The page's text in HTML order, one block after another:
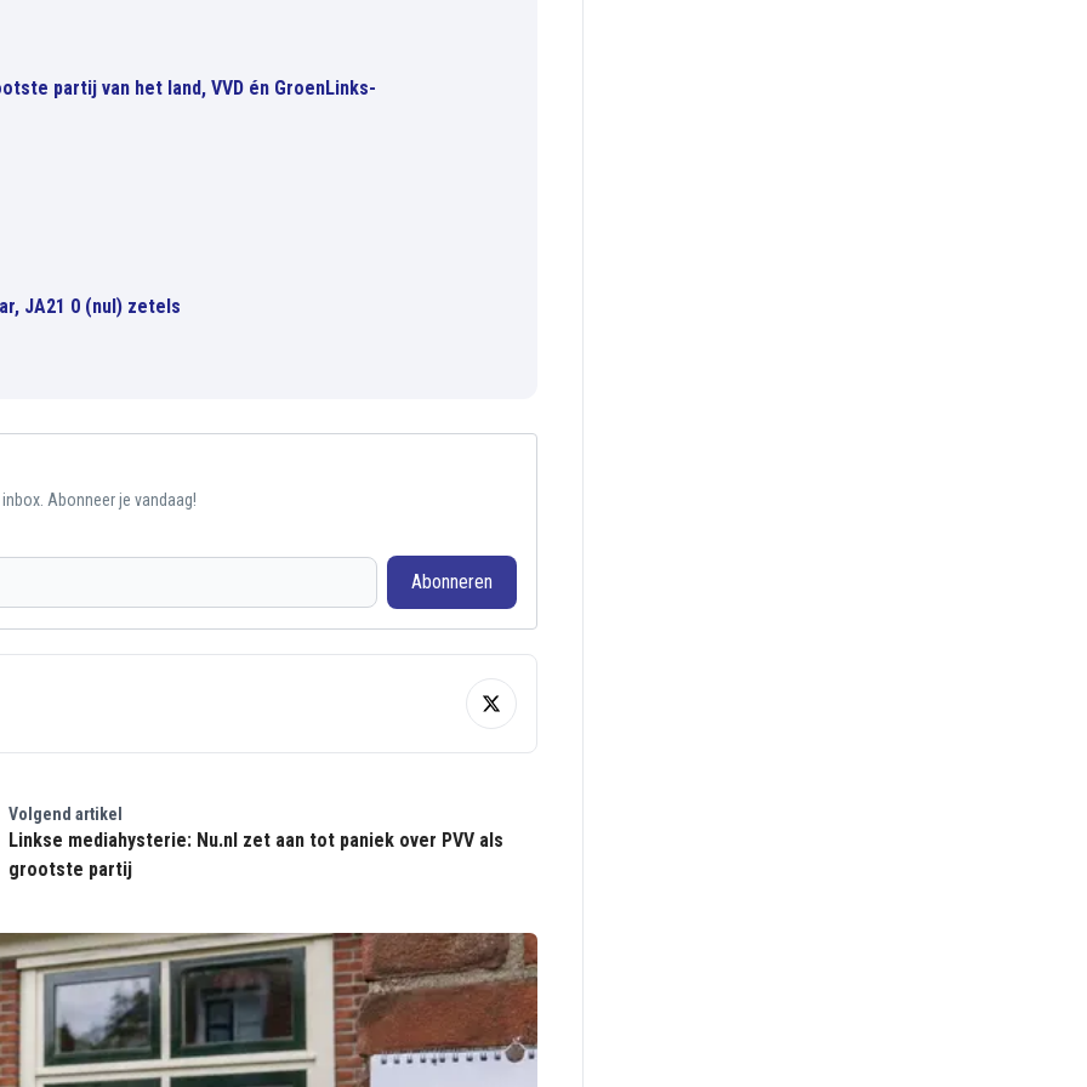
partij van het land, VVD én GroenLinks-
JA21 0 (nul) zetels
inbox. Abonneer je vandaag!
Abonneren
Volgend artikel
Linkse mediahysterie: Nu.nl zet aan tot paniek over PVV als
grootste partij